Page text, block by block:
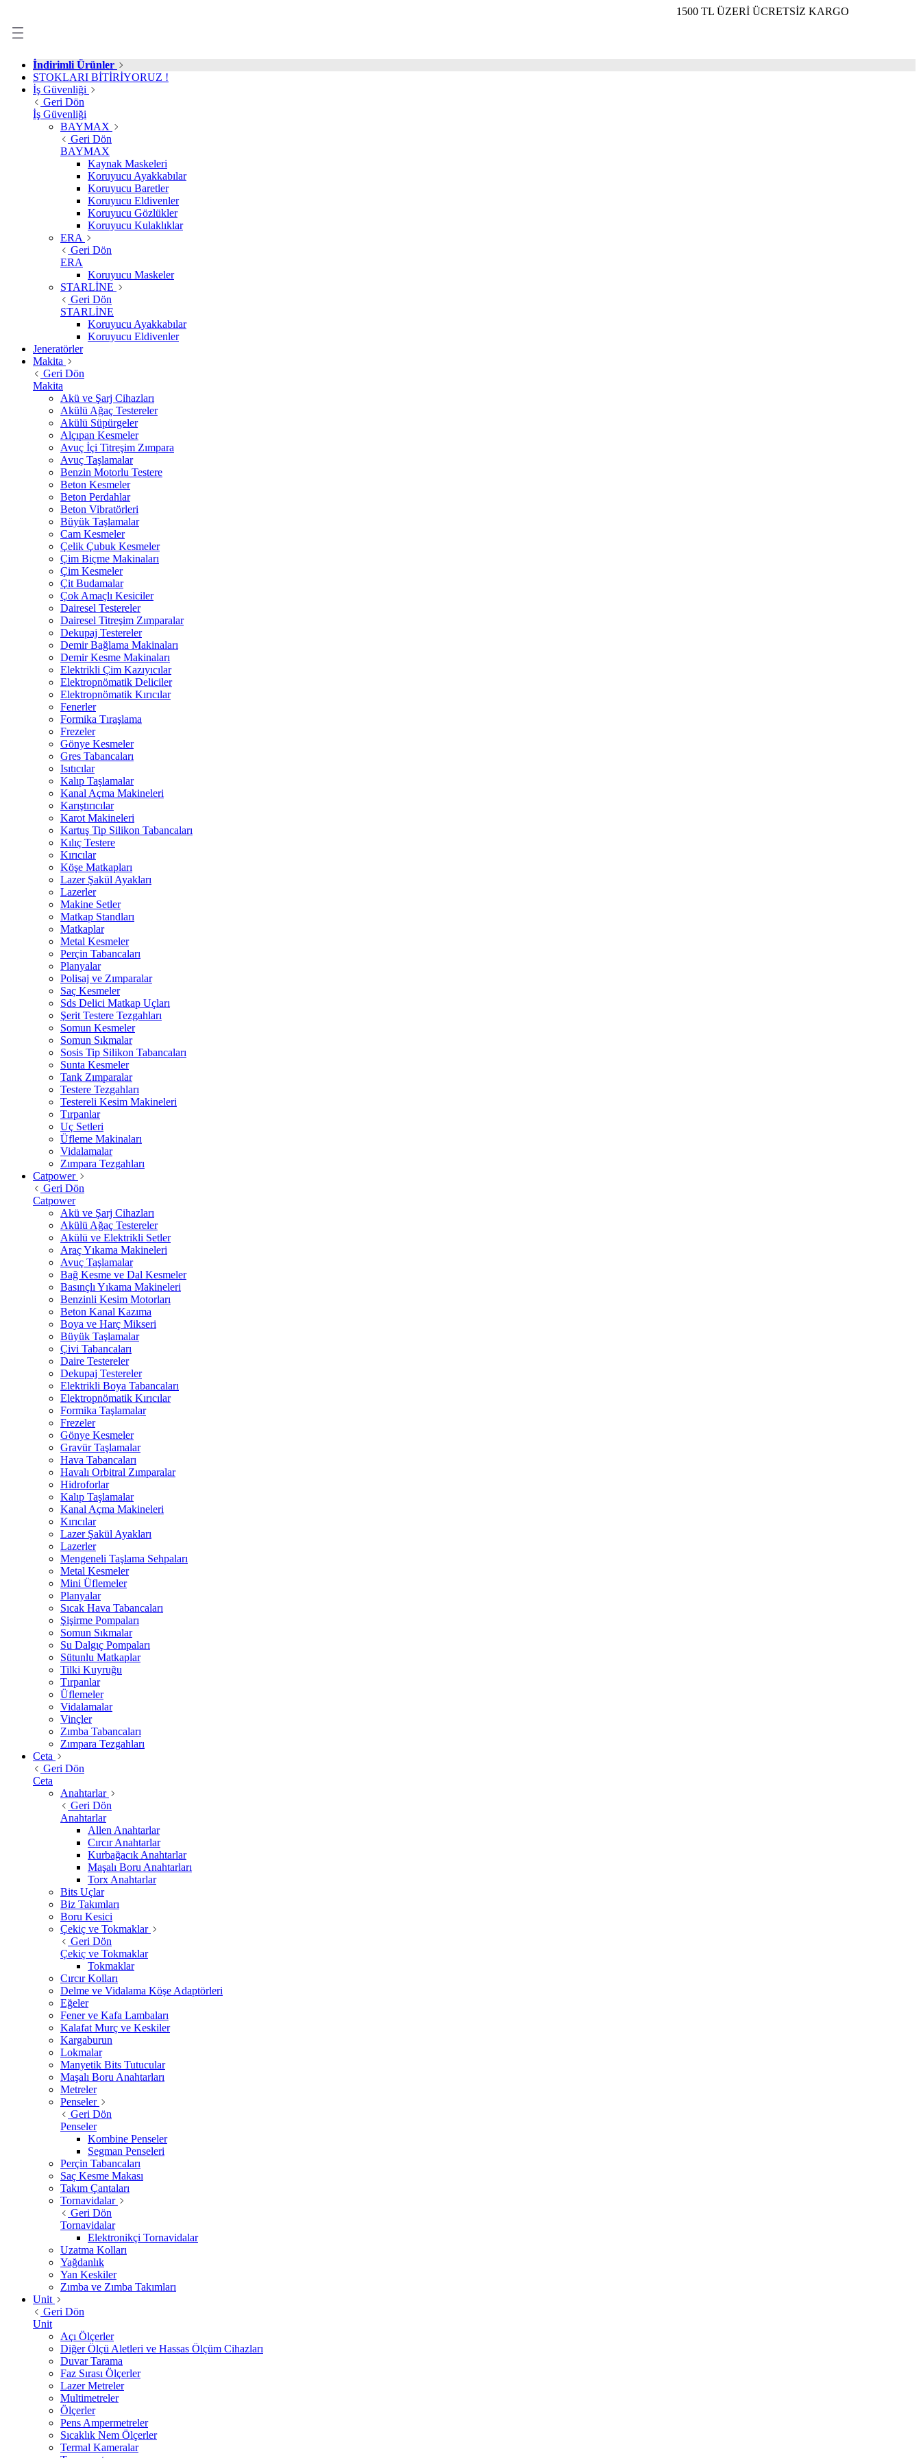
1500 TL ÜZERİ ÜCRETSİZ KARGO
İndirimli Ürünler
STOKLARI BİTİRİYORUZ !
İş Güvenliği
Geri Dön
İş Güvenliği
BAYMAX
Geri Dön
BAYMAX
Kaynak Maskeleri
Koruyucu Ayakkabılar
Koruyucu Baretler
Koruyucu Eldivenler
Koruyucu Gözlükler
Koruyucu Kulaklıklar
ERA
Geri Dön
ERA
Koruyucu Maskeler
STARLİNE
Geri Dön
STARLİNE
Koruyucu Ayakkabılar
Koruyucu Eldivenler
Jeneratörler
Makita
Geri Dön
Makita
Akü ve Şarj Cihazları
Akülü Ağaç Testereler
Akülü Süpürgeler
Alçıpan Kesmeler
Avuç İçi Titreşim Zımpara
Avuç Taşlamalar
Benzin Motorlu Testere
Beton Kesmeler
Beton Perdahlar
Beton Vibratörleri
Büyük Taşlamalar
Cam Kesmeler
Çelik Çubuk Kesmeler
Çim Biçme Makinaları
Çim Kesmeler
Çit Budamalar
Çok Amaçlı Kesiciler
Dairesel Testereler
Dairesel Titreşim Zımparalar
Dekupaj Testereler
Demir Bağlama Makinaları
Demir Kesme Makinaları
Elektrikli Çim Kazıyıcılar
Elektropnömatik Deliciler
Elektropnömatik Kırıcılar
Fenerler
Formika Tıraşlama
Frezeler
Gönye Kesmeler
Gres Tabancaları
Isıtıcılar
Kalıp Taşlamalar
Kanal Açma Makineleri
Karıştırıcılar
Karot Makineleri
Kartuş Tip Silikon Tabancaları
Kılıç Testere
Kırıcılar
Köşe Matkapları
Lazer Şakül Ayakları
Lazerler
Makine Setler
Matkap Standları
Matkaplar
Metal Kesmeler
Perçin Tabancaları
Planyalar
Polisaj ve Zımparalar
Saç Kesmeler
Sds Delici Matkap Uçları
Şerit Testere Tezgahları
Somun Kesmeler
Somun Sıkmalar
Sosis Tip Silikon Tabancaları
Sunta Kesmeler
Tank Zımparalar
Testere Tezgahları
Testereli Kesim Makineleri
Tırpanlar
Uç Setleri
Üfleme Makinaları
Vidalamalar
Zımpara Tezgahları
Catpower
Geri Dön
Catpower
Akü ve Şarj Cihazları
Akülü Ağaç Testereler
Akülü ve Elektrikli Setler
Araç Yıkama Makineleri
Avuç Taşlamalar
Bağ Kesme ve Dal Kesmeler
Basınçlı Yıkama Makineleri
Benzinli Kesim Motorları
Beton Kanal Kazıma
Boya ve Harç Mikseri
Büyük Taşlamalar
Çivi Tabancaları
Daire Testereler
Dekupaj Testereler
Elektrikli Boya Tabancaları
Elektropnömatik Kırıcılar
Formika Taşlamalar
Frezeler
Gönye Kesmeler
Gravür Taşlamalar
Hava Tabancaları
Havalı Orbitral Zımparalar
Hidroforlar
Kalıp Taşlamalar
Kanal Açma Makineleri
Kırıcılar
Lazer Şakül Ayakları
Lazerler
Mengeneli Taşlama Sehpaları
Metal Kesmeler
Mini Üflemeler
Planyalar
Sıcak Hava Tabancaları
Şişirme Pompaları
Somun Sıkmalar
Su Dalgıç Pompaları
Sütunlu Matkaplar
Tilki Kuyruğu
Tırpanlar
Üflemeler
Vidalamalar
Vinçler
Zımba Tabancaları
Zımpara Tezgahları
Ceta
Geri Dön
Ceta
Anahtarlar
Geri Dön
Anahtarlar
Allen Anahtarlar
Cırcır Anahtarlar
Kurbağacık Anahtarlar
Maşalı Boru Anahtarları
Torx Anahtarlar
Bits Uçlar
Biz Takımları
Boru Kesici
Çekiç ve Tokmaklar
Geri Dön
Çekiç ve Tokmaklar
Tokmaklar
Cırcır Kolları
Delme ve Vidalama Köşe Adaptörleri
Eğeler
Fener ve Kafa Lambaları
Kalafat Murç ve Keskiler
Kargaburun
Lokmalar
Manyetik Bits Tutucular
Maşalı Boru Anahtarları
Metreler
Penseler
Geri Dön
Penseler
Kombine Penseler
Segman Penseleri
Perçin Tabancaları
Saç Kesme Makası
Takım Çantaları
Tornavidalar
Geri Dön
Tornavidalar
Elektronikçi Tornavidalar
Uzatma Kolları
Yağdanlık
Yan Keskiler
Zımba ve Zımba Takımları
Unit
Geri Dön
Unit
Açı Ölçerler
Diğer Ölçü Aletleri ve Hassas Ölçüm Cihazları
Duvar Tarama
Faz Sırası Ölçerler
Lazer Metreler
Multimetreler
Ölçerler
Pens Ampermetreler
Sıcaklık Nem Ölçerler
Termal Kameralar